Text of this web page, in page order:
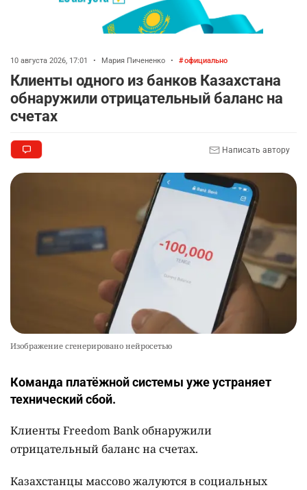
10 августа 2026, 17:01 • Мария Пичененко • официально
Клиенты одного из банков Казахстана
обнаружили отрицательный баланс на
счетах
Написать автору
Изображение сгенерировано нейросетью
Команда платёжной системы уже устраняет
технический сбой.
Клиенты Freedom Bank обнаружили
отрицательный баланс на счетах.
Казахстанцы массово жалуются в социальных